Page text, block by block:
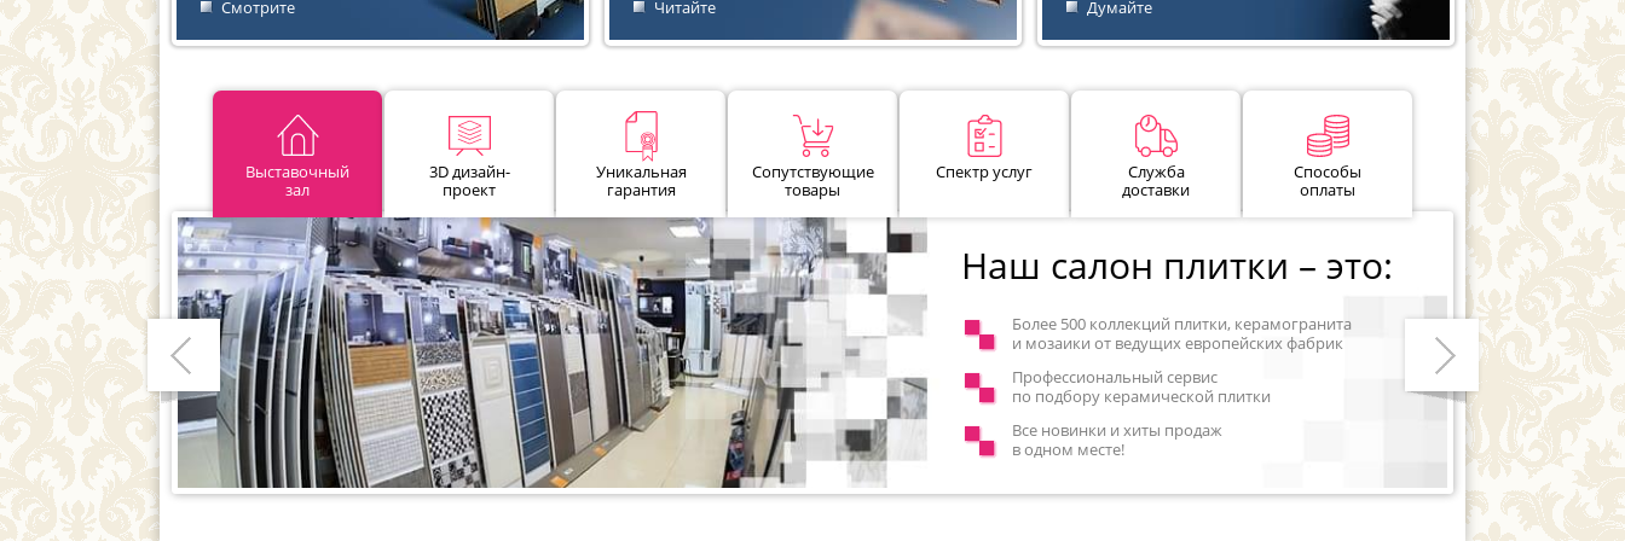
Смотрите Читайте Думайте
Выставочный
зал
3D дизайн-
проект
Уникальная
гарантия
Сопутствующие
товары
Спектр услуг
Служба
доставки
Способы
оплаты
Наш салон плитки – это:
Более 500 коллекций плитки, керамогранита
и мозаики от ведущих европейских фабрик
Профессиональный сервис
по подбору керамической плитки
Все новинки и хиты продаж
в одном месте!
Предыдущий
Следующий